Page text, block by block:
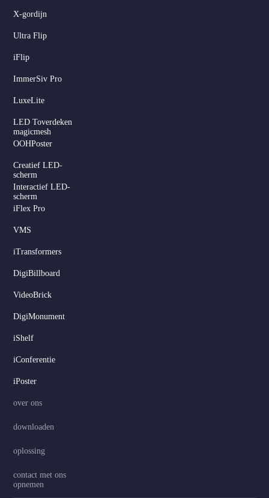
X-gordijn
Ultra Flip
iFlip
ImmerSiv Pro
LuxeLite
LED Toverdeken
magicmesh
OOHPoster
Creatief LED-
scherm
Interactief LED-
scherm
iFlex Pro
VMS
iTransformers
DigiBillboard
VideoBrick
DigiMonument
iShelf
iConferentie
iPoster
over ons
downloaden
oplossing
contact met ons
opnemen
Spanish
Hindi